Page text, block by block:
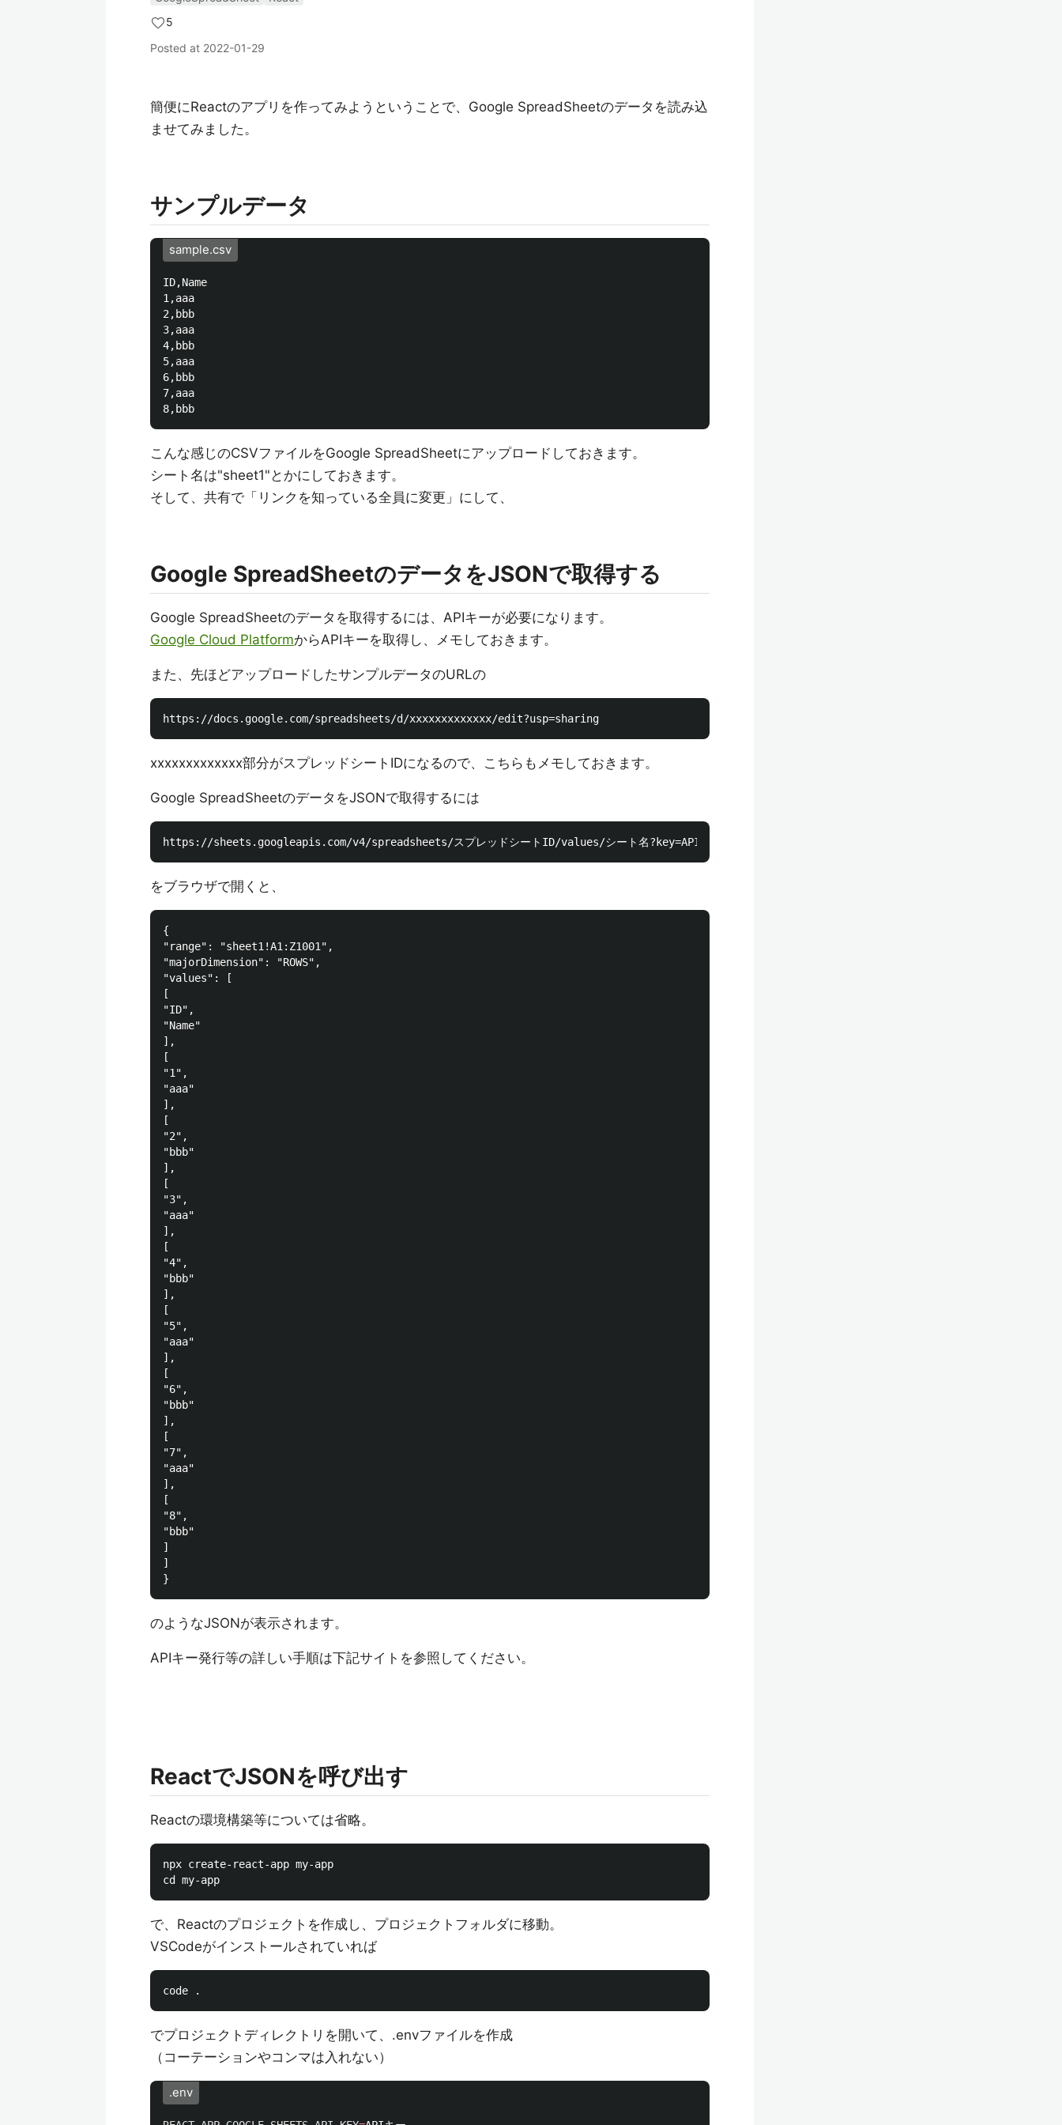
5
Posted at 2022-01-29
簡便にReactのアプリを作ってみようということで、Google SpreadSheetのデータを読み込
ませてみました。
サンプルデータ
sample.csv
ID,Name
1,aaa
2,bbb
3,aaa
4,bbb
5,aaa
6,bbb
7,aaa
こんな感じのCSVファイルをGoogle SpreadSheetにアップロードしておきます。
シート名は"sheet1"とかにしておきます。
そして、共有で「リンクを知っている全員に変更」にして、
Google SpreadSheetのデータをJSONで取得する
Google SpreadSheetのデータを取得するには、APIキーが必要になります。
Google Cloud PlatformからAPIキーを取得し、メモしておきます。
また、先ほどアップロードしたサンプルデータのURLの
xxxxxxxxxxxxx部分がスプレッドシートIDになるので、こちらもメモしておきます。
Google SpreadSheetのデータをJSONで取得するには
をブラウザで開くと、
{
"range": "sheet1!A1:Z1001",
"majorDimension": "ROWS",
"values": [
[
"ID",
"Name"
],
[
"1",
"aaa"
],
[
"2",
"bbb"
],
[
"3",
"aaa"
],
[
"4",
"bbb"
],
[
"5",
"aaa"
],
[
"6",
"bbb"
],
[
"7",
"aaa"
],
[
"8",
"bbb"
]
]
のようなJSONが表示されます。
APIキー発行等の詳しい手順は下記サイトを参照してください。
ReactでJSONを呼び出す
Reactの環境構築等については省略。
npx create-react-app my-app
で、Reactのプロジェクトを作成し、プロジェクトフォルダに移動。
VSCodeがインストールされていれば
でプロジェクトディレクトリを開いて、.envファイルを作成
（コーテーションやコンマは入れない）
.env